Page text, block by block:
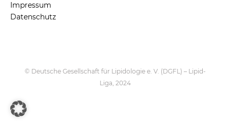
Impressum
Datenschutz
© Deutsche Gesellschaft für Lipidologie e. V. (DGFL) – Lipid-
Liga, 2024